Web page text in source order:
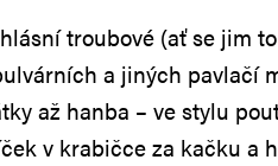
troubové (ať se jim
a jiných pavlačí
až hanba – ve stylu
v krabičce za kačku a